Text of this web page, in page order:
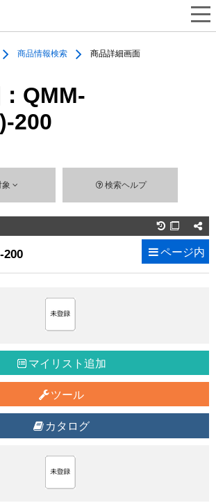
商品情報検索 商品詳細画面
QMM-
200
象 検索ヘルプ

200 ページ内
マイリスト追加
ツール
カタログ